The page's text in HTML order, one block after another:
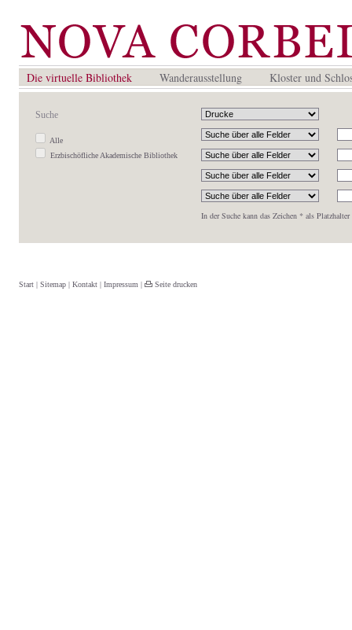
Die virtuelle Bibliothek Wanderausstellung Kloster und
Suche
Alle
Erzbischöfliche Akademische Bibliothek
In der Suche kann das Zeichen * als Platzhalter
Start | Sitemap | Kontakt | Impressum | Seite drucken